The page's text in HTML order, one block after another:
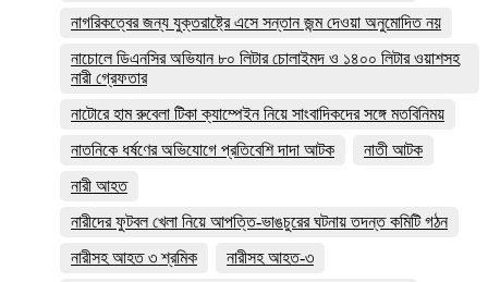
নাগরিকত্বের জন্য যুক্তরাষ্ট্রে এসে সন্তান জন্ম দেওয়া অনুমোদিত নয়
নাচোলে ডিএনসির অভিযান ৮০ লিটার চোলাইমদ ও ১৪০০ লিটার ওয়াশসহ
নারী গ্রেফতার
নাটোরে হাম রুবেলা টিকা ক্যাম্পেইন নিয়ে সাংবাদিকদের সঙ্গে মতবিনিময়
নাতনিকে ধর্ষণের অভিযোগে প্রতিবেশি দাদা আটক
নাতী আটক
নারী আহত
নারীদের ফুটবল খেলা নিয়ে আপত্তি-ভাঙচুরের ঘটনায় তদন্ত কমিটি গঠন
নারীসহ আহত ৩ শ্রমিক
নারীসহ আহত-৩